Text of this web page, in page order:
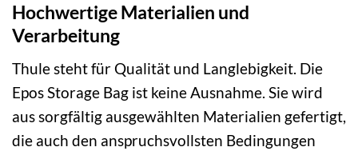
Hochwertige Materialien und
Verarbeitung
Thule steht für Qualität und Langlebigkeit. Die
Epos Storage Bag ist keine Ausnahme. Sie wird
aus sorgfältig ausgewählten Materialien gefertigt,
die auch den anspruchsvollsten Bedingungen